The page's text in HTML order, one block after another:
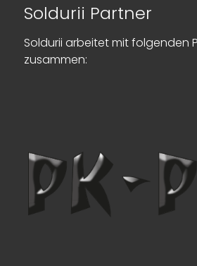
Soldurii Partner
Soldurii arbeitet mit folgenden
zusammen: